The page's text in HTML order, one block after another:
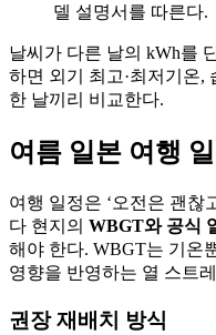
델 설명서를 따른다.
날씨가 다른 날의 kWh를
하면 외기 최고·최저기온,
한 날끼리 비교한다.
여름 일본 여행
여행 일정은 ‘오전은 괜찮
다 현지의 WBGT와 공식
해야 한다. WBGT는 기온
영향을 반영하는 열 스트
권장 재배치 방식